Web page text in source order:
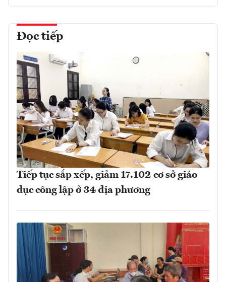
Đọc tiếp
Tiếp tục sắp xếp, giảm 17.102 cơ sở giáo
dục công lập ở 34 địa phương